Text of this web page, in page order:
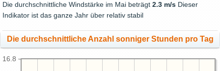
Die durchschnittliche Windstärke im Mai beträgt 2.3 m/s Dieser
Indikator ist das ganze Jahr über relativ stabil
Die durchschnittliche Anzahl sonniger Stunden pro Tag
16.8